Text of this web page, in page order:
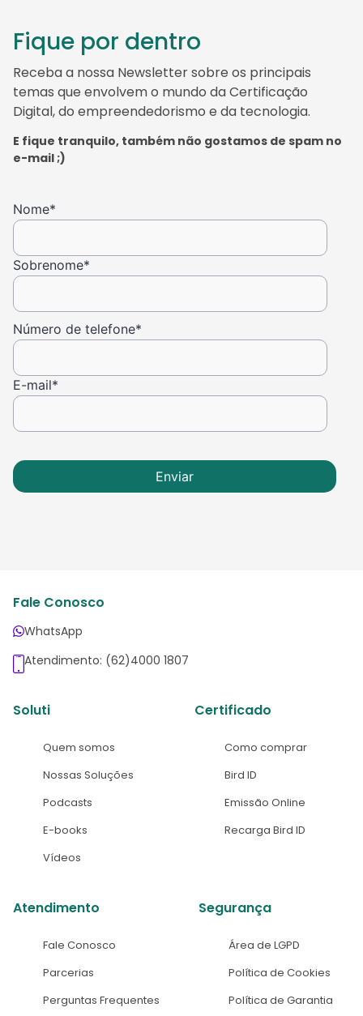
Fique por dentro
Receba a nossa Newsletter sobre os principais
temas que envolvem o mundo da Certificação
Digital, do empreendedorismo e da tecnologia.
E fique tranquilo, também não gostamos de spam no
e-mail ;)
Nome*
Sobrenome*
Número de telefone*
E-mail*
Fale Conosco
WhatsApp
Atendimento: (62)4000 1807
Soluti
Quem somos
Nossas Soluções
Podcasts
E-books
Vídeos
Certificado
Como comprar
Bird ID
Emissão Online
Recarga Bird ID
Atendimento
Fale Conosco
Parcerias
Perguntas Frequentes
Segurança
Área de LGPD
Política de Cookies
Política de Garantia